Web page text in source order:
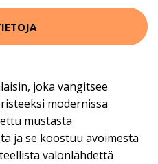
joka vangitsee
modernissa
mustasta
ja se koostuu avoimesta
valonlähdettä